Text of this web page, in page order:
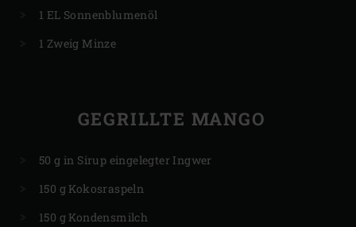
1 EL Sonnenblumenöl
1 Zweig Minze
GEGRILLTE MANGO
50 g in Sirup eingelegter Ingwer
150 g Kokosraspeln
150 g Kondensmilch